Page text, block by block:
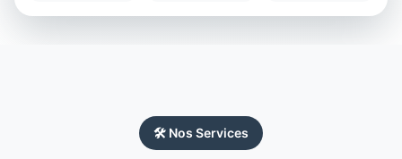
🛠️ Nos Services